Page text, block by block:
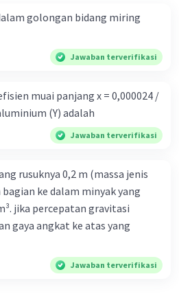
golongan bidang miring
Jawaban terverifikasi
muai panjang x = 0,000024 /
(Y) adalah
Jawaban terverifikasi
rusuknya 0,2 m (massa jenis
ke dalam minyak yang
jika percepatan gravitasi
gaya angkat ke atas yang
Jawaban terverifikasi